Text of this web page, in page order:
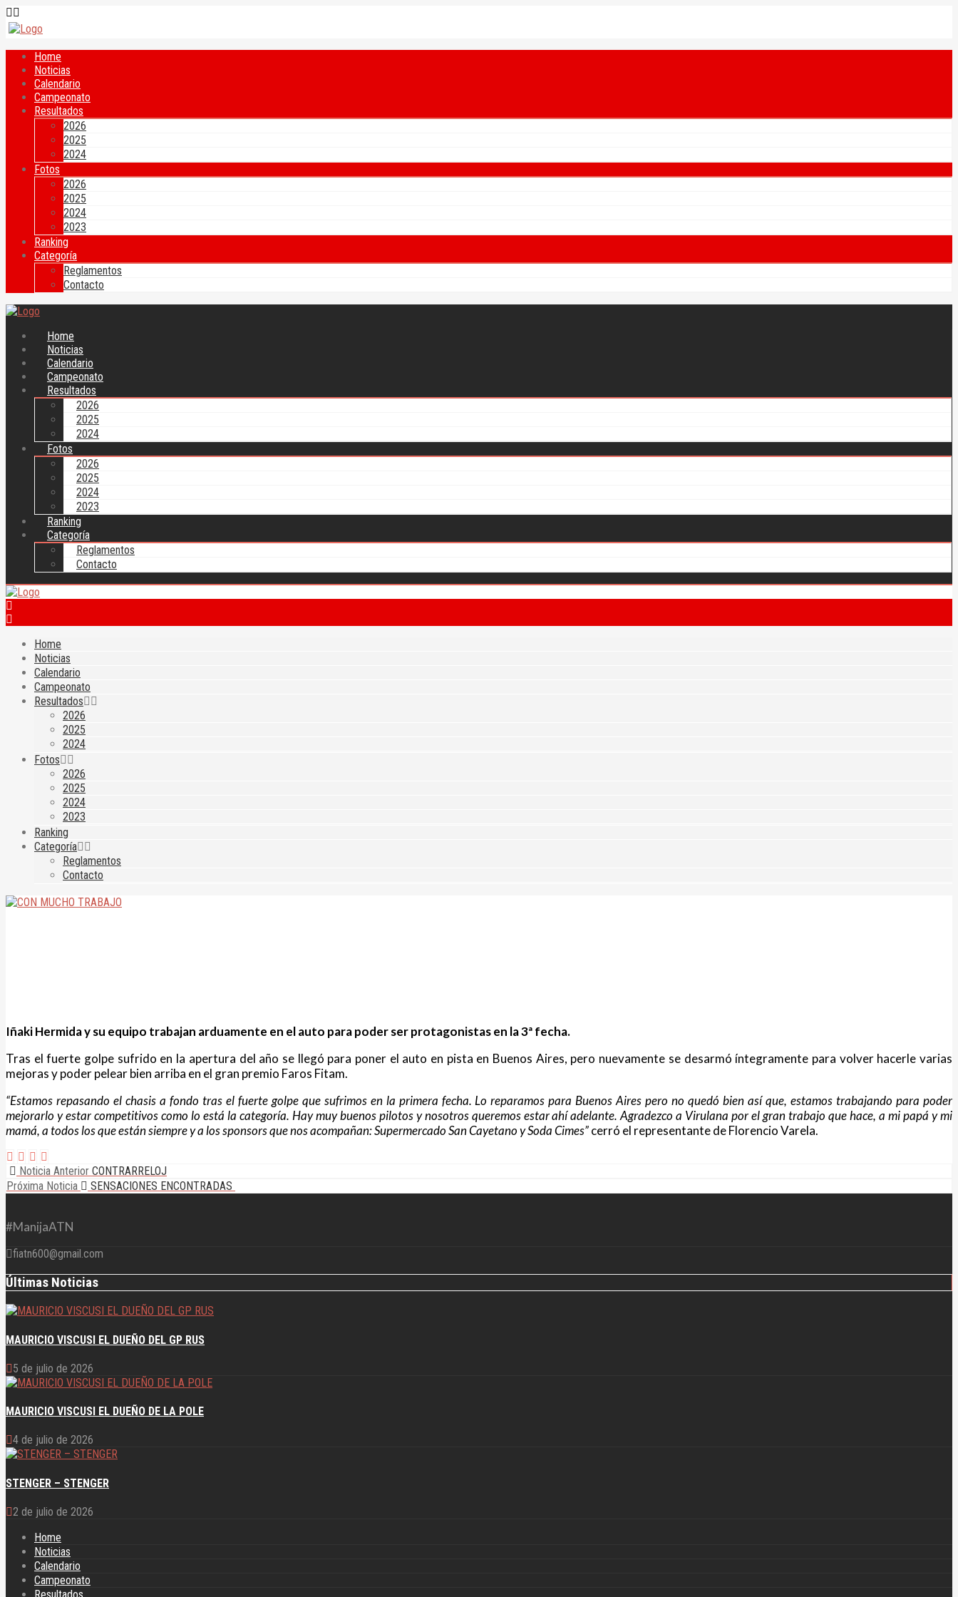
Home
Noticias
Calendario
Campeonato
Resultados
2026
2025
2024
Fotos
2026
2025
2024
2023
Ranking
Categoría
Reglamentos
Contacto
Home
Noticias
Calendario
Campeonato
Resultados
2026
2025
2024
Fotos
2026
2025
2024
2023
Ranking
Categoría
Reglamentos
Contacto
Home
Noticias
Calendario
Campeonato
Resultados
2026
2025
2024
Fotos
2026
2025
2024
2023
Ranking
Categoría
Reglamentos
Contacto
Iñaki Hermida y su equipo trabajan arduamente en el auto para poder ser protagonistas en la 3ª fecha.
Tras el fuerte golpe sufrido en la apertura del año se llegó para poner el auto en pista en Buenos Aires, pero nuevamente se desarmó íntegramente para volver hacerle varias
mejoras y poder pelear bien arriba en el gran premio Faros Fitam.
“Estamos repasando el chasis a fondo tras el fuerte golpe que sufrimos en la primera fecha. Lo reparamos para Buenos Aires pero no quedó bien así que, estamos trabajando para poder
mejorarlo y estar competitivos como lo está la categoría. Hay muy buenos pilotos y nosotros queremos estar ahí adelante. Agradezco a Virulana por el gran trabajo que hace, a mi papá y mi
mamá, a todos los que están siempre y a los sponsors que nos acompañan: Supermercado San Cayetano y Soda Cimes”cerró el representante de Florencio Varela.
Noticia Anterior CONTRARRELOJ
Próxima Noticia
SENSACIONES ENCONTRADAS
#ManijaATN
fiatn600@gmail.com
Últimas Noticias
MAURICIO VISCUSI EL DUEÑO DEL GP RUS
5 de julio de 2026
MAURICIO VISCUSI EL DUEÑO DE LA POLE
4 de julio de 2026
STENGER – STENGER
2 de julio de 2026
Home
Noticias
Calendario
Campeonato